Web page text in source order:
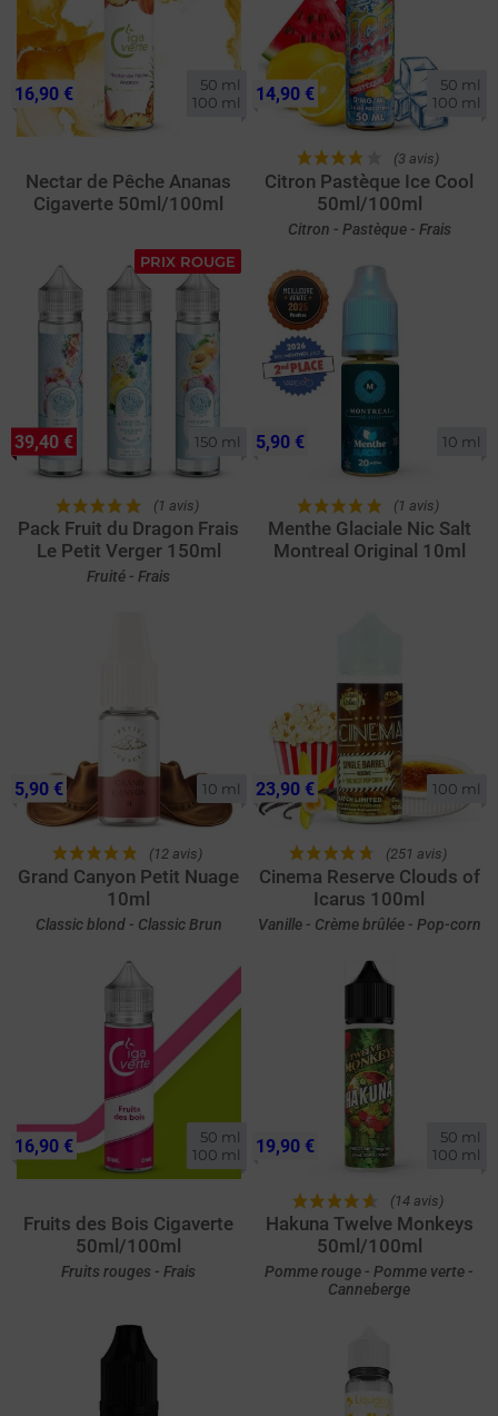
50 ml
100 ml
Nectar de Pêche Ananas
Cigaverte 50ml/100ml
16,90 €
50 ml
100 ml
(3 avis)
Citron Pastèque Ice Cool
50ml/100ml
Citron - Pastèque - Frais
14,90 €
PRIX ROUGE
150 ml
(1 avis)
Pack Fruit du Dragon Frais
Le Petit Verger 150ml
Fruité - Frais
39,40 € 10 ml
(1 avis)
Menthe Glaciale Nic Salt
Montreal Original 10ml
5,90 €
10 ml
(12 avis)
Grand Canyon Petit Nuage
10ml
Classic blond - Classic Brun
5,90 € 100 ml
(251 avis)
Cinema Reserve Clouds of
Icarus 100ml
Vanille - Crème brûlée - Pop-corn
23,90 €
50 ml
100 ml
Fruits des Bois Cigaverte
50ml/100ml
Fruits rouges - Frais
16,90 €
50 ml
100 ml
(14 avis)
Hakuna Twelve Monkeys
50ml/100ml
Pomme rouge - Pomme verte -
Canneberge
19,90 €